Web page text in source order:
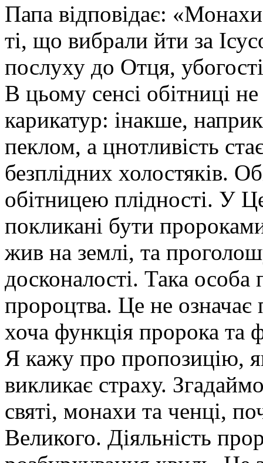
Папа відповідає:
ті, що вибрали йти за
послуху до Отця,
В цьому сенсі обітниці
карикатур: інакше,
пеклом, а цнотливість
безплідних холостяків.
обітницею плідності. У
покликані бути
жив на землі, та
досконалості. Така
пророцтва. Це не означає
хоча функція пророка та
Я кажу про пропозицію,
викликає страху.
святі, монахи та ченці,
Великого. Діяльність